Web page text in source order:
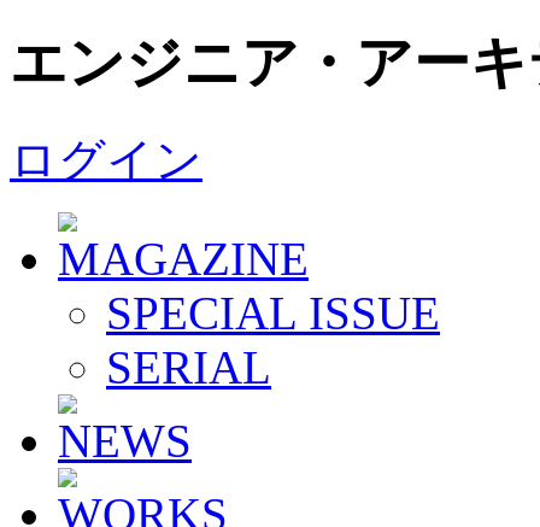
エンジニア・アー
ログイン
SPECIAL ISSUE
SERIAL